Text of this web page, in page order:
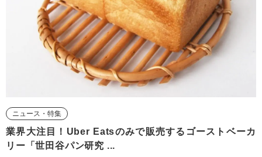
ニュース・特集
業界大注目！Uber Eatsのみで販売するゴーストベーカ
リー「世田谷パン研究 ...